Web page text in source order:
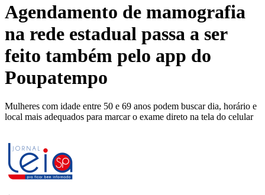
Agendamento de mamografia
na rede estadual passa a ser
feito também pelo app do
Poupatempo
Mulheres com idade entre 50 e 69 anos podem buscar dia, horário e
local mais adequados para marcar o exame direto na tela do celular